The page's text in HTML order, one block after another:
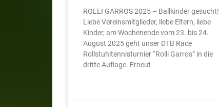
ROLLI GARROS 2025 – Ballkinder gesucht!
Liebe Vereinsmitglieder, liebe Eltern, liebe
Kinder, am Wochenende vom 23. bis 24.
August 2025 geht unser DTB Race
Rollstuhltennisturnier “Rolli Garros” in die
dritte Auflage. Erneut